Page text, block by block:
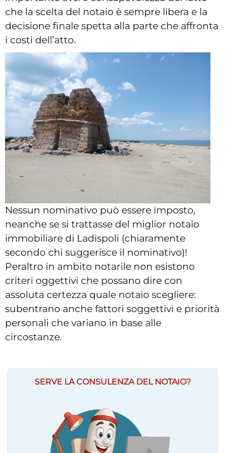
che la scelta del notaio è sempre libera e la
decisione finale spetta alla parte che affronta
i costi dell’atto.
Nessun nominativo può essere imposto,
neanche se si trattasse del miglior notaio
immobiliare di Ladispoli (chiaramente
secondo chi suggerisce il nominativo)!
Peraltro in ambito notarile non esistono
criteri oggettivi che possano dire con
assoluta certezza quale notaio scegliere:
subentrano anche fattori soggettivi e priorità
personali che variano in base alle
circostanze.
SERVE LA CONSULENZA DEL NOTAIO?